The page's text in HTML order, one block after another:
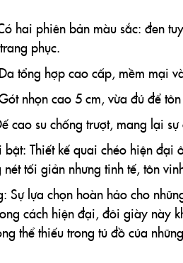
hai phiên bản màu sắc: đen
phục.
tổng hợp cao cấp, mềm mại
nhọn cao 5 cm, vừa đủ để
cao su chống trượt, mang lại
bật: Thiết kế quai chéo hiện đại
tối giản nhưng tinh tế, tôn
Sự lựa chọn hoàn hảo cho
cách hiện đại, đôi giày này
thể thiếu trong tủ đồ của